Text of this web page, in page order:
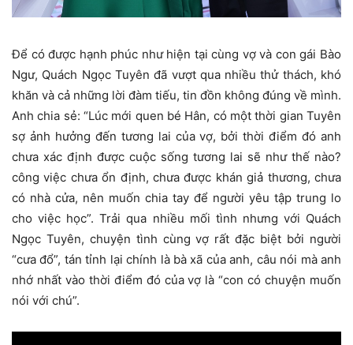
Để có được hạnh phúc như hiện tại cùng vợ và con gái Bào
Ngư, Quách Ngọc Tuyên đã vượt qua nhiều thử thách, khó
khăn và cả những lời đàm tiếu, tin đồn không đúng về mình.
Anh chia sẻ: “Lúc mới quen bé Hân, có một thời gian Tuyên
sợ ảnh hưởng đến tương lai của vợ, bởi thời điểm đó anh
chưa xác định được cuộc sống tương lai sẽ như thế nào?
công việc chưa ổn định, chưa được khán giả thương, chưa
có nhà cửa, nên muốn chia tay để người yêu tập trung lo
cho việc học”. Trải qua nhiều mối tình nhưng với Quách
Ngọc Tuyên, chuyện tình cùng vợ rất đặc biệt bởi người
“cưa đổ”, tán tỉnh lại chính là bà xã của anh, câu nói mà anh
nhớ nhất vào thời điểm đó của vợ là “con có chuyện muốn
nói với chú”.